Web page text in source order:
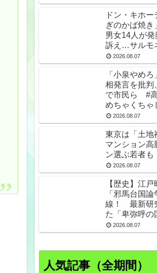
ドン・キホ
ぎのかば焼
男女14人が
訴え…サルモ
出2026.08.07
「小泉やめ
相発言を批判
で市民ら #
めちゃくちゃ
スdeプロテス
2026.08.07
東京は「土地
マンション
ン選ぶ若者も
2026.08.07
【歴史】江戸
「邪馬台国
線！ 最新研
た「卑弥呼の
2026.08.07
人気記事（全期間）